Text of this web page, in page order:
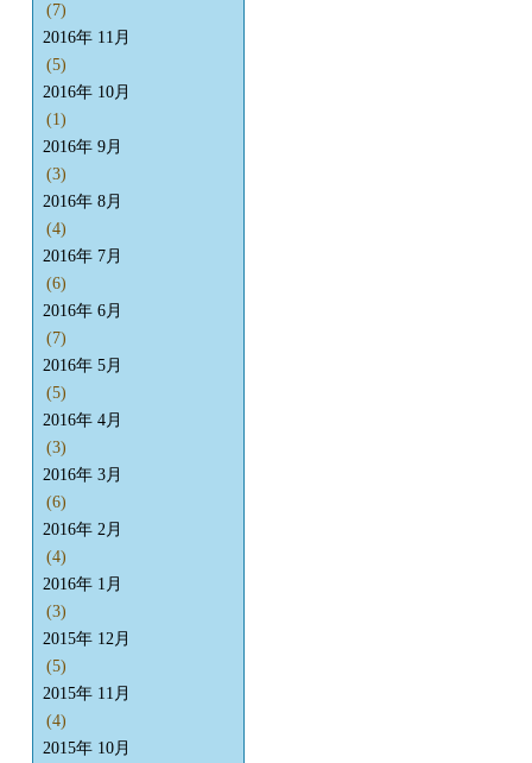
(7)
2016年 11月
(5)
2016年 10月
(1)
2016年 9月
(3)
2016年 8月
(4)
2016年 7月
(6)
2016年 6月
(7)
2016年 5月
(5)
2016年 4月
(3)
2016年 3月
(6)
2016年 2月
(4)
2016年 1月
(3)
2015年 12月
(5)
2015年 11月
(4)
2015年 10月